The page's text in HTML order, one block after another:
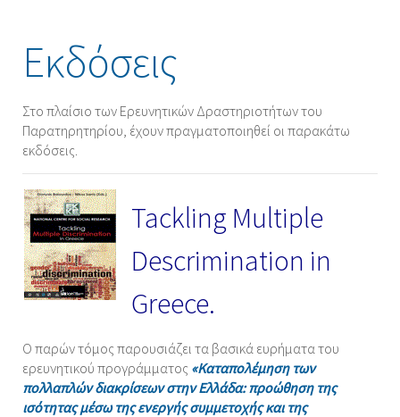
Εκδόσεις
Στο πλαίσιο των Ερευνητικών Δραστηριοτήτων του
Παρατηρητηρίου, έχουν πραγματοποιηθεί οι παρακάτω
εκδόσεις.
Tackling Multiple
Descrimination in
Greece.
Ο παρών τόμος παρουσιάζει τα βασικά ευρήματα του
ερευνητικού προγράμματος «Καταπολέμηση των
πολλαπλών διακρίσεων στην Ελλάδα: προώθηση της
ισότητας μέσω της ενεργής συμμετοχής και της